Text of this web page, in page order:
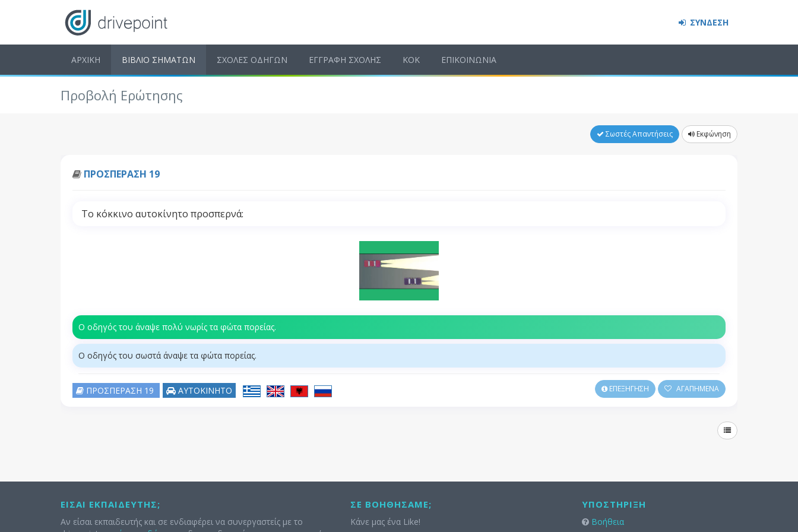
ΣΥΝΔΕΣΗ
ΑΡΧΙΚΗ ΒΙΒΛΙΟ ΣΗΜΑΤΩΝ ΣΧΟΛΕΣ ΟΔΗΓΩΝ ΕΓΓΡΑΦΗ ΣΧΟΛΗΣ ΚΟΚ ΕΠΙΚΟΙΝΩΝΙΑ
Προβολή Ερώτησης
Σωστές Απαντήσεις Εκφώνηση
ΠΡΟΣΠΕΡΑΣΗ 19
Το κόκκινο αυτοκίνητο προσπερνά:
Ο οδηγός του άναψε πολύ νωρίς τα φώτα πορείας.
Ο οδηγός του σωστά άναψε τα φώτα πορείας.
ΠΡΟΣΠΕΡΑΣΗ 19 ΑΥΤΟΚΙΝΗΤΟ ΕΠΕΞΗΓΗΣΗ ΑΓΑΠΗΜΕΝΑ
ΕΊΣΑΙ ΕΚΠΑΙΔΕΥΤΉΣ;
Αν είσαι εκπαιδευτής και σε ενδιαφέρει να συνεργαστείς με το
ΣΕ ΒΟΗΘΉΣΑΜΕ;
Κάνε μας ένα Like!
ΥΠΟΣΤΉΡΙΞΗ
Βοήθεια